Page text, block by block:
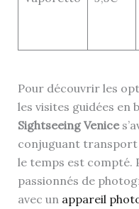
Pour découvrir les
les visites guidées en
Sightseeing Venice
conjuguant
le temps est compté.
passionnés de
avec un appareil